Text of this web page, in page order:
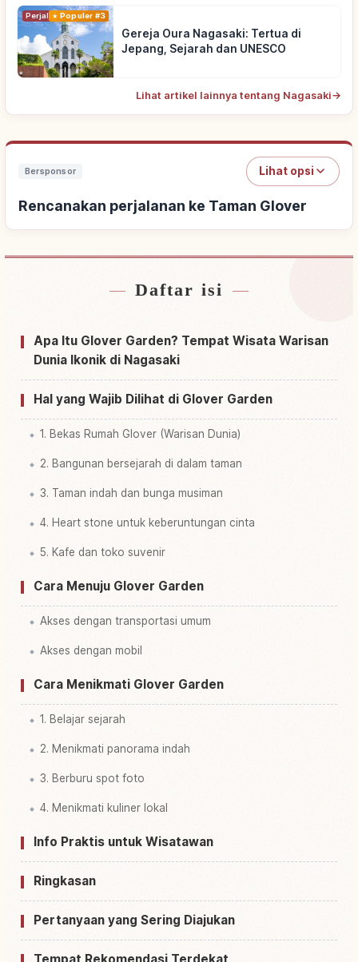
PerjalananPopuler #3
Gereja Oura Nagasaki: Tertua di
Jepang, Sejarah dan UNESCO
Lihat artikel lainnya tentang Nagasaki→
Bersponsor Lihat opsi
Rencanakan perjalanan ke Taman Glover
Cari penginapan dekat Taman Glover
Cari aktivitas di Taman Glover↗
Daftar isi
Apa Itu Glover Garden? Tempat Wisata Warisan
Dunia Ikonik di Nagasaki
Hal yang Wajib Dilihat di Glover Garden
1. Bekas Rumah Glover (Warisan Dunia)
2. Bangunan bersejarah di dalam taman
3. Taman indah dan bunga musiman
4. Heart stone untuk keberuntungan cinta
5. Kafe dan toko suvenir
Cara Menuju Glover Garden
Akses dengan transportasi umum
Akses dengan mobil
Cara Menikmati Glover Garden
1. Belajar sejarah
2. Menikmati panorama indah
3. Berburu spot foto
4. Menikmati kuliner lokal
Info Praktis untuk Wisatawan
Ringkasan
Pertanyaan yang Sering Diajukan